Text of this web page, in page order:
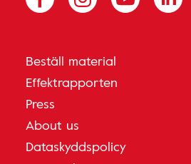
Beställ material
Effektrapporten
Press
About us
Dataskyddspolicy